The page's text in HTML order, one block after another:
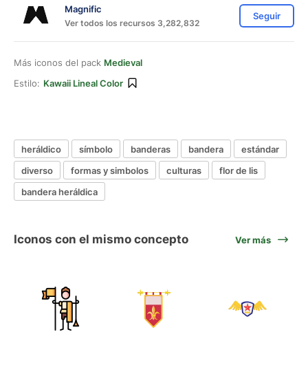
Magnific
Ver todos los recursos 3,282,832
Seguir
Más iconos del pack Medieval
Estilo: Kawaii Lineal Color
heráldico símbolo banderas bandera
estándar
diverso
formas y simbolos culturas
flor de lis
bandera heráldica
Iconos con el mismo concepto Ver más